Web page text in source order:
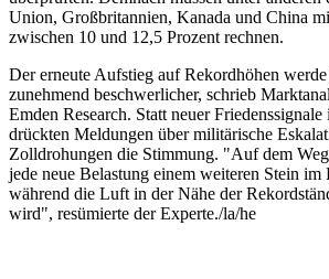
Union, Großbritannien, Kanada und China
zwischen 10 und 12,5 Prozent rechnen.
Der erneute Aufstieg auf Rekordhöhen
zunehmend beschwerlicher, schrieb
Emden Research. Statt neuer
drückten Meldungen über militärische
Zolldrohungen die Stimmung. "Auf dem
jede neue Belastung einem weiteren Stein im
während die Luft in der Nähe der
wird", resümierte der Experte./la/he